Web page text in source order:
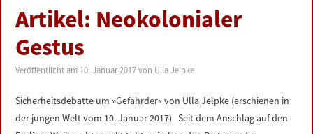
Artikel: Neokolonialer
Gestus
Veröffentlicht am 10. Januar 2017 von Ulla Jelpke
Sicherheitsdebatte um »Gefährder« von Ulla Jelpke (erschienen in
der jungen Welt vom 10. Januar 2017) Seit dem Anschlag auf den